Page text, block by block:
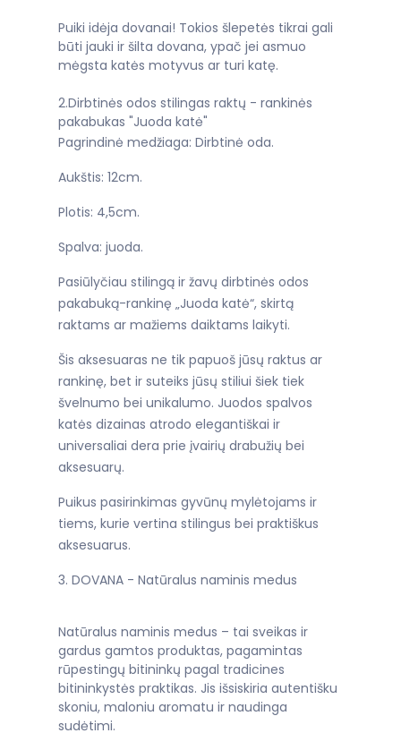
Puiki idėja dovanai! Tokios šlepetės tikrai gali
būti jauki ir šilta dovana, ypač jei asmuo
mėgsta katės motyvus ar turi katę.
2.Dirbtinės odos stilingas raktų - rankinės
pakabukas "Juoda katė"
Pagrindinė medžiaga: Dirbtinė oda.
Aukštis: 12cm.
Plotis: 4,5cm.
Spalva: juoda.
Pasiūlyčiau stilingą ir žavų dirbtinės odos
pakabuką-rankinę „Juoda katė“, skirtą
raktams ar mažiems daiktams laikyti.
Šis aksesuaras ne tik papuoš jūsų raktus ar
rankinę, bet ir suteiks jūsų stiliui šiek tiek
švelnumo bei unikalumo. Juodos spalvos
katės dizainas atrodo elegantiškai ir
universaliai dera prie įvairių drabužių bei
aksesuarų.
Puikus pasirinkimas gyvūnų mylėtojams ir
tiems, kurie vertina stilingus bei praktiškus
aksesuarus.
3. DOVANA - Natūralus naminis medus
Natūralus naminis medus – tai sveikas ir
gardus gamtos produktas, pagamintas
rūpestingų bitininkų pagal tradicines
bitininkystės praktikas. Jis išsiskiria autentišku
skoniu, maloniu aromatu ir naudinga
sudėtimi.